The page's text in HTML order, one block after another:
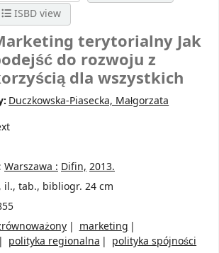
ISBD view
terytorialny Jak
do rozwoju z
dla wszystkich
Duczkowska-Piasecka, Małgorzata
Warszawa :Difin,2013.
il., tab., bibliogr. 24 cm
marketing
polityka regionalna
polityka spójności